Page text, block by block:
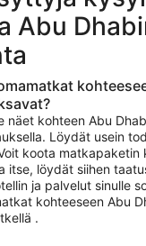
Abu
näet kohteen Abu
Löydät usein
koota matkapaketin
itse, löydät siihen
ja palvelut sinulle
kohteeseen Abu
.